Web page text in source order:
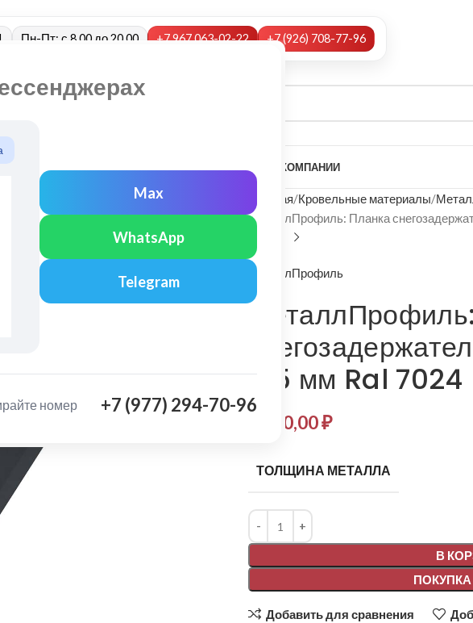
Max
WhatsApp
Telegram
номер +7 (977) 294-70-96
Пн-Пт: с 8.00 до 20.00 +7 967 063-02-22 +7 (926) 708-77-96
О КОМПАНИИ
Главная Кровельные материалы
МеталлПрофиль: Планка
МеталлПрофиль
0,5 мм Ral 7024
1 430,00₽
ТОЛЩИНА МЕТАЛЛА
В
ПОКУПКА
Alternative:
Добавить для сравнения